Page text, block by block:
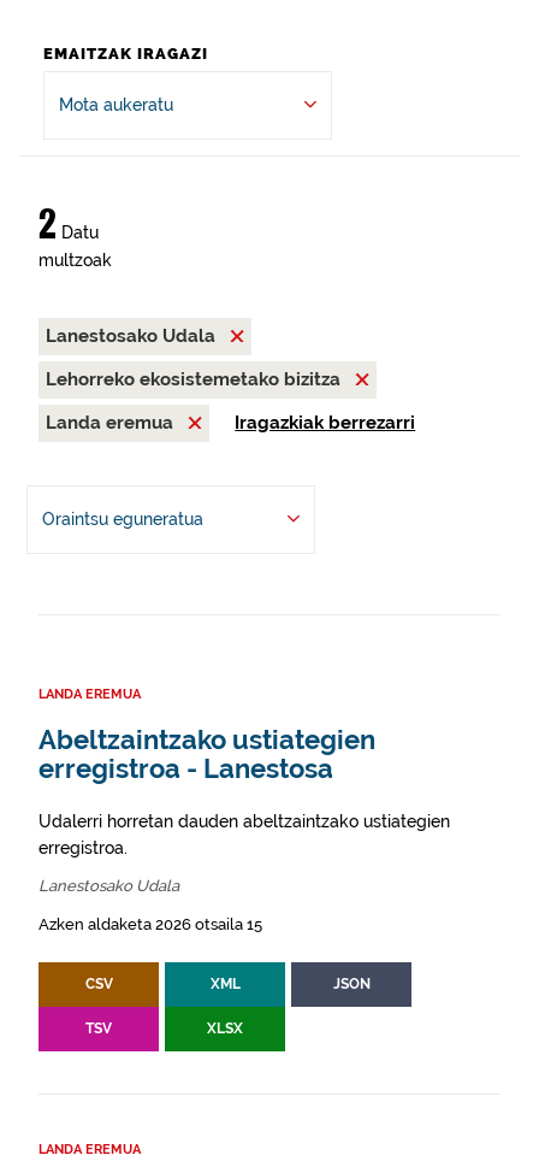
EMAITZAK IRAGAZI
Mota aukeratu
2 Datu
multzoak
Lanestosako Udala
Lehorreko ekosistemetako bizitza
Landa eremua
Iragazkiak berrezarri
Oraintsu eguneratua
LANDA EREMUA
Abeltzaintzako ustiategien
erregistroa - Lanestosa
Udalerri horretan dauden abeltzaintzako ustiategien
erregistroa.
Lanestosako Udala
Azken aldaketa 2026 otsaila 15
CSV XML JSON
TSV XLSX
LANDA EREMUA